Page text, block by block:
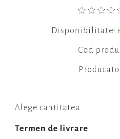
Disponibilitate:
Cod
Alege cantitatea
Termen de livrare